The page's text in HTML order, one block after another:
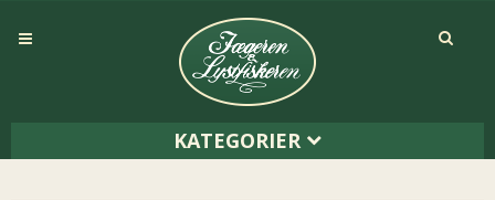
KATEGORIER